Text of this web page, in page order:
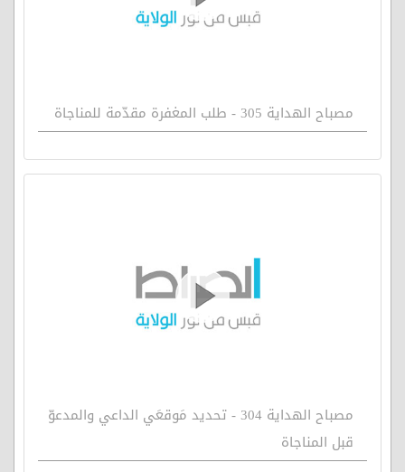
مصباح الهداية 305 - طلب المغفرة مقدّمة للمناجاة
مصباح الهداية 304 - تحديد مَوقعَي الداعي والمدعوّ
قبل المناجاة